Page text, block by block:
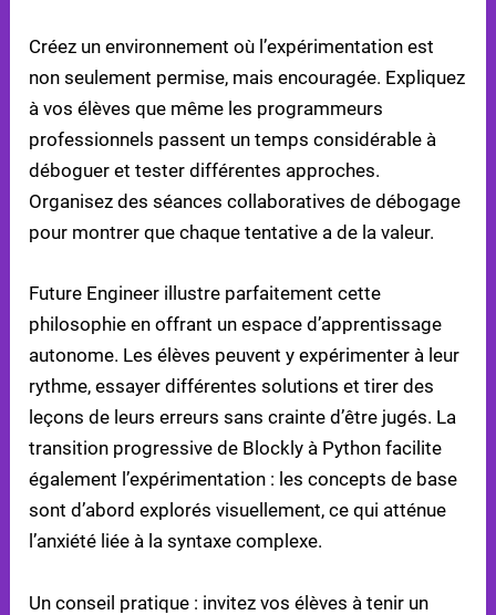
Créez un environnement où l’expérimentation est
non seulement permise, mais encouragée. Expliquez
à vos élèves que même les programmeurs
professionnels passent un temps considérable à
déboguer et tester différentes approches.
Organisez des séances collaboratives de débogage
pour montrer que chaque tentative a de la valeur.
Future Engineer illustre parfaitement cette
philosophie en offrant un espace d’apprentissage
autonome. Les élèves peuvent y expérimenter à leur
rythme, essayer différentes solutions et tirer des
leçons de leurs erreurs sans crainte d’être jugés. La
transition progressive de Blockly à Python facilite
également l’expérimentation : les concepts de base
sont d’abord explorés visuellement, ce qui atténue
l’anxiété liée à la syntaxe complexe.
Un conseil pratique : invitez vos élèves à tenir un